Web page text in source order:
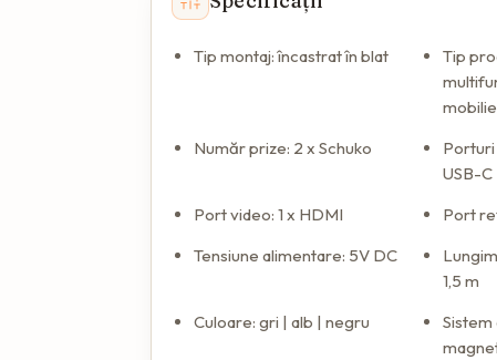
Tip montaj: încastrat în blat
Tip
Număr prize: 2 x Schuko
Porturi
USB-C
Port video: 1 x HDMI
Port
Tensiune alimentare: 5V DC
1,5 m
Culoare: gri | alb | negru